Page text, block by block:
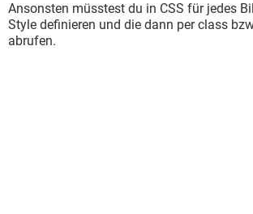
Ansonsten müsstest du in CSS für jedes
Style definieren und die dann per class
abrufen.